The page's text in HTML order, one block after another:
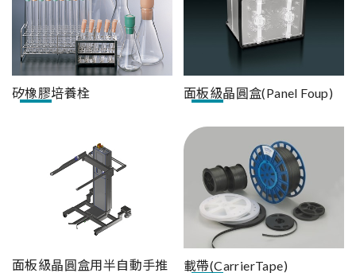
矽橡膠培養栓 面板級晶圓盒(Panel Foup)
面板級晶圓盒用半自動手推
載帶(CarrierTape)